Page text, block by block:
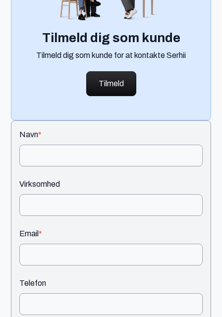
Tilmeld dig som kunde
Tilmeld dig som kunde for at kontakte Serhii
Tilmeld
Navn*
Virksomhed
Email*
Telefon